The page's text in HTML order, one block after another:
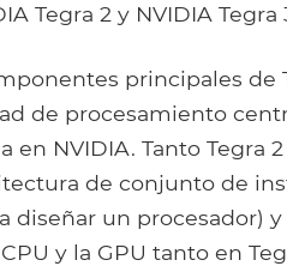
Tegra 2 y NVIDIA Tegra
principales de
de procesamiento
en NVIDIA. Tanto Tegra
de conjunto de
diseñar un procesador)
CPU y la GPU tanto en